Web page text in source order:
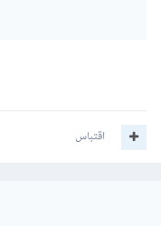
اقتباس